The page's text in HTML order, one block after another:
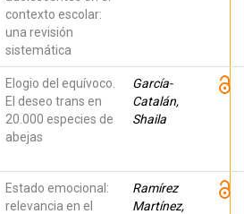
contexto escolar:
una revisión
sistemática
Elogio del equívoco.
El deseo trans en
20.000 especies de
abejas
García-
Catalán,
Shaila
Estado emocional:
relevancia en el
Ramírez
Martínez,